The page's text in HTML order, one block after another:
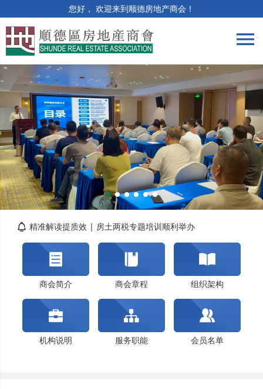
您好， 欢迎来到顺德房地产商会！
menu
筑牢合规防线 | 竣工验收与保修阶段法律风险...
精准解读提质效 | 房土两税专题培训顺利举办
智造好房子，AI技术重构房产营销新生态
关于交纳2026年度会费的通知
转发佛山市自然资源局顺德分局关于对《佛山市...
佛山市顺德区住房城乡建设和水务局关于开展202...
关于交纳2024年度会费的通知
商会简介 商会章程 组织架构
机构说明 服务职能 会员名单